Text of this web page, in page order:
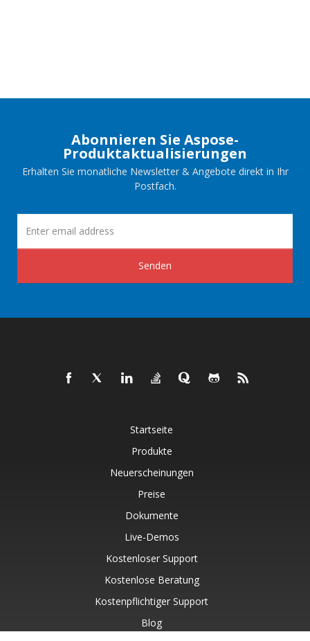
Abonnieren Sie Aspose-
Produktaktualisierungen
Erhalten Sie monatliche Newsletter & Angebote direkt in Ihr
Postfach.
Senden
Startseite
Produkte
Neuerscheinungen
Preise
Dokumente
Live-Demos
Kostenloser Support
Kostenlose Beratung
Kostenpflichtiger Support
Blog